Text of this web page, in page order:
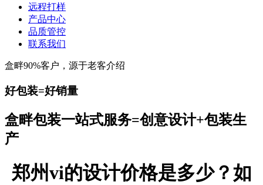
远程打样
产品中心
品质管控
联系我们
盒畔90%客户，源于老客介绍
好包装=好销量
盒畔包装一站式服务=创意设计+包装生
产
郑州vi的设计价格是多少？如